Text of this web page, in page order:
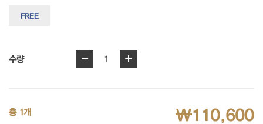
FREE
수량 - 1 +
총 1개 ₩110,600